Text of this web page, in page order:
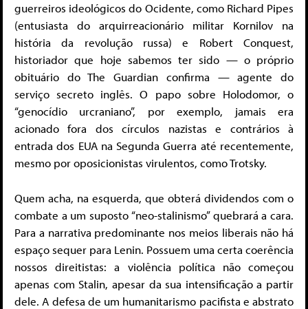
guerreiros ideológicos do Ocidente, como Richard Pipes
(entusiasta do arquirreacionário militar Kornilov na
história da revolução russa) e Robert Conquest,
historiador que hoje sabemos ter sido — o próprio
obituário do The Guardian confirma — agente do
serviço secreto inglês. O papo sobre Holodomor, o
“genocídio urcraniano”, por exemplo, jamais era
acionado fora dos círculos nazistas e contrários à
entrada dos EUA na Segunda Guerra até recentemente,
mesmo por oposicionistas virulentos, como Trotsky.
Quem acha, na esquerda, que obterá dividendos com o
combate a um suposto “neo-stalinismo” quebrará a cara.
Para a narrativa predominante nos meios liberais não há
espaço sequer para Lenin. Possuem uma certa coerência
nossos direitistas: a violência política não começou
apenas com Stalin, apesar da sua intensificação a partir
dele. A defesa de um humanitarismo pacifista e abstrato